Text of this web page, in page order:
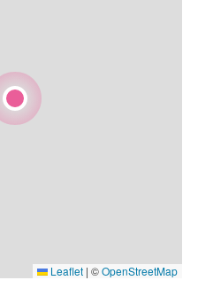
Leaflet | ©OpenStreetMap